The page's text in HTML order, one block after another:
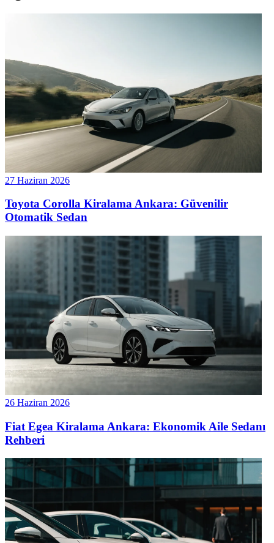
27 Haziran 2026
Toyota Corolla Kiralama Ankara: Güvenilir
Otomatik Sedan
26 Haziran 2026
Fiat Egea Kiralama Ankara: Ekonomik Aile Sedanı
Rehberi